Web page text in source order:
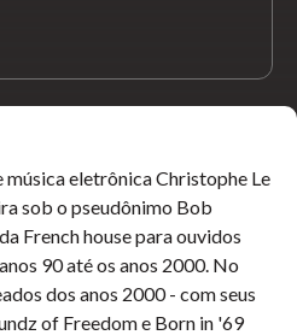
eletrônica Christophe Le
sob o pseudônimo Bob
French house para ouvidos
90 até os anos 2000. No
dos anos 2000 - com seus
of Freedom e Born in '69